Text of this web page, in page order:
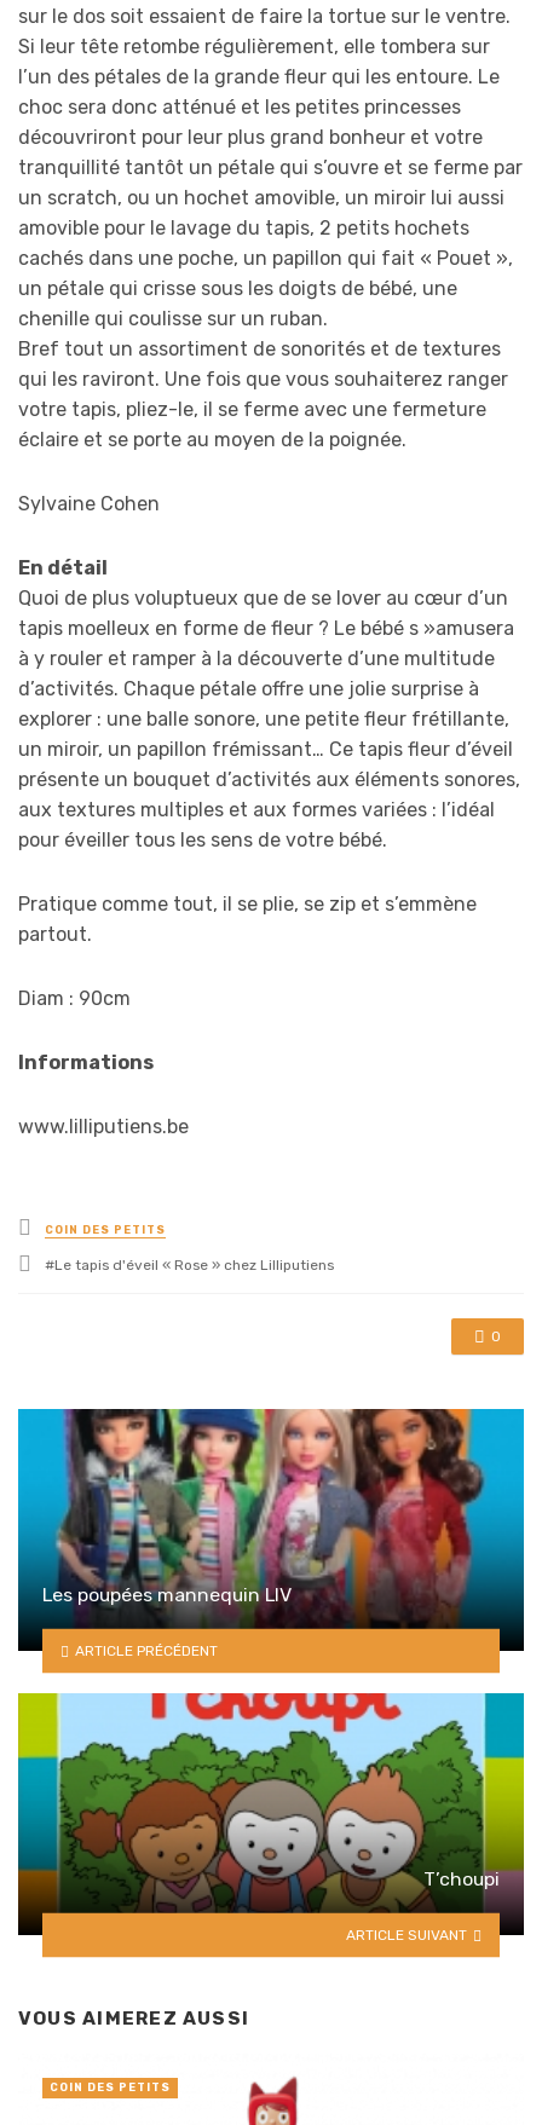
sur le dos soit essaient de faire la tortue sur le ventre.
Si leur tête retombe régulièrement, elle tombera sur
l’un des pétales de la grande fleur qui les entoure. Le
choc sera donc atténué et les petites princesses
découvriront pour leur plus grand bonheur et votre
tranquillité tantôt un pétale qui s’ouvre et se ferme par
un scratch, ou un hochet amovible, un miroir lui aussi
amovible pour le lavage du tapis, 2 petits hochets
cachés dans une poche, un papillon qui fait « Pouet »,
un pétale qui crisse sous les doigts de bébé, une
chenille qui coulisse sur un ruban.
Bref tout un assortiment de sonorités et de textures
qui les raviront. Une fois que vous souhaiterez ranger
votre tapis, pliez-le, il se ferme avec une fermeture
éclaire et se porte au moyen de la poignée.
Sylvaine Cohen
En détail
Quoi de plus voluptueux que de se lover au cœur d’un
tapis moelleux en forme de fleur ? Le bébé s »amusera
à y rouler et ramper à la découverte d’une multitude
d’activités. Chaque pétale offre une jolie surprise à
explorer : une balle sonore, une petite fleur frétillante,
un miroir, un papillon frémissant… Ce tapis fleur d’éveil
présente un bouquet d’activités aux éléments sonores,
aux textures multiples et aux formes variées : l’idéal
pour éveiller tous les sens de votre bébé.
Pratique comme tout, il se plie, se zip et s’emmène
partout.
Diam : 90cm
Informations
www.lilliputiens.be
Posted
in
COIN DES PETITS
Tagged
Le tapis d'éveil « Rose » chez Lilliputiens
0
Les poupées mannequin LIV
ARTICLE PRÉCÉDENT
T’choupi
ARTICLE SUIVANT
VOUS AIMEREZ AUSSI
COIN DES PETITS